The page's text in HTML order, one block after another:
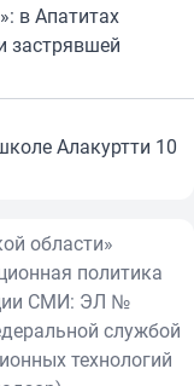
в Апатитах
застрявшей
Алакуртти 10
области»
политика
СМИ: ЭЛ №
службой
технологий